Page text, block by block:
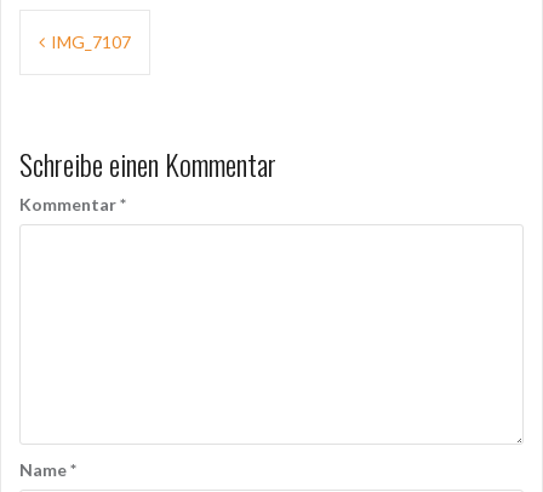
Beitragsnavigation
IMG_7107
Schreibe einen Kommentar
Kommentar*
Name*